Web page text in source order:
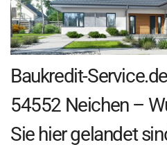
Baukredit-
54552 Neichen –
Sie hier gelandet